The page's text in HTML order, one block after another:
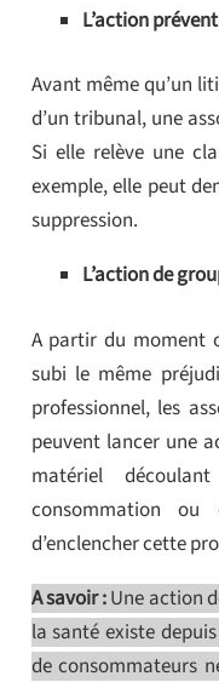
L’action
Avant même qu’un
d’un tribunal, une
Si elle relève une
exemple, elle peut
suppression.
L’action de
A partir du moment
subi le même
professionnel, les
peuvent lancer une
matériel
consommation
d’enclencher cette
A savoir :Une action
la santé existe
de consommateurs